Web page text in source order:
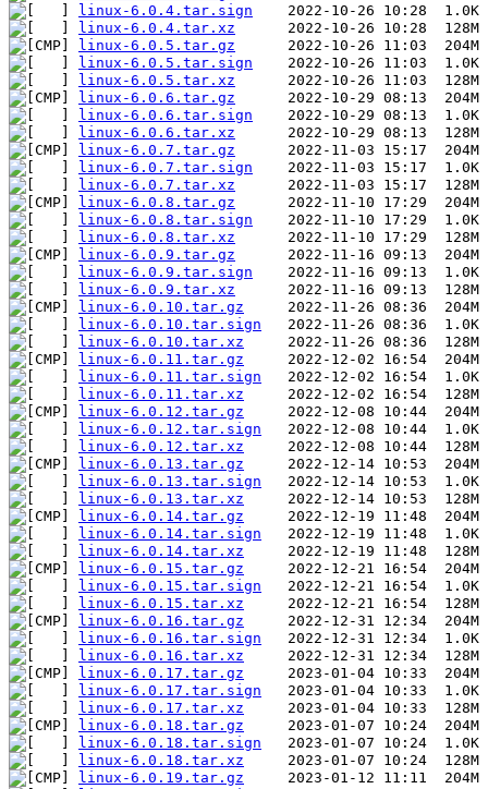
linux-6.0.4.tar.sign
linux-6.0.4.tar.xz
linux-6.0.5.tar.gz
linux-6.0.5.tar.sign
linux-6.0.5.tar.xz
linux-6.0.6.tar.gz
linux-6.0.6.tar.sign
linux-6.0.6.tar.xz
linux-6.0.7.tar.gz
linux-6.0.7.tar.sign
linux-6.0.7.tar.xz
linux-6.0.8.tar.gz
linux-6.0.8.tar.sign
linux-6.0.8.tar.xz
linux-6.0.9.tar.gz
linux-6.0.9.tar.sign
linux-6.0.9.tar.xz
linux-6.0.10.tar.gz
linux-6.0.10.tar.sign
linux-6.0.10.tar.xz
linux-6.0.11.tar.gz
linux-6.0.11.tar.sign
linux-6.0.11.tar.xz
linux-6.0.12.tar.gz
linux-6.0.12.tar.sign
linux-6.0.12.tar.xz
linux-6.0.13.tar.gz
linux-6.0.13.tar.sign
linux-6.0.13.tar.xz
linux-6.0.14.tar.gz
linux-6.0.14.tar.sign
linux-6.0.14.tar.xz
linux-6.0.15.tar.gz
linux-6.0.15.tar.sign
linux-6.0.15.tar.xz
linux-6.0.16.tar.gz
linux-6.0.16.tar.sign
linux-6.0.16.tar.xz
linux-6.0.17.tar.gz
linux-6.0.17.tar.sign
linux-6.0.17.tar.xz
linux-6.0.18.tar.gz
linux-6.0.18.tar.sign
linux-6.0.18.tar.xz
linux-6.0.19.tar.gz